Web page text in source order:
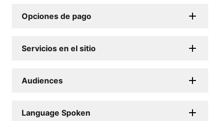
Opciones de pago
Servicios en el sitio
Audiences
Language Spoken